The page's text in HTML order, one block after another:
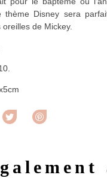
thème Disney sera
de Mickey.
Tweet